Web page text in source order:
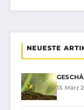
NEUESTE
13. März